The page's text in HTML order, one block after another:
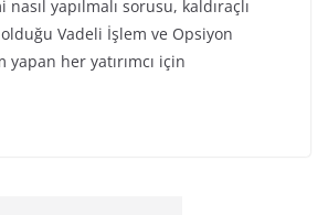
yapılmalı sorusu, kaldıraçlı
Vadeli İşlem ve Opsiyon
yapan her yatırımcı için